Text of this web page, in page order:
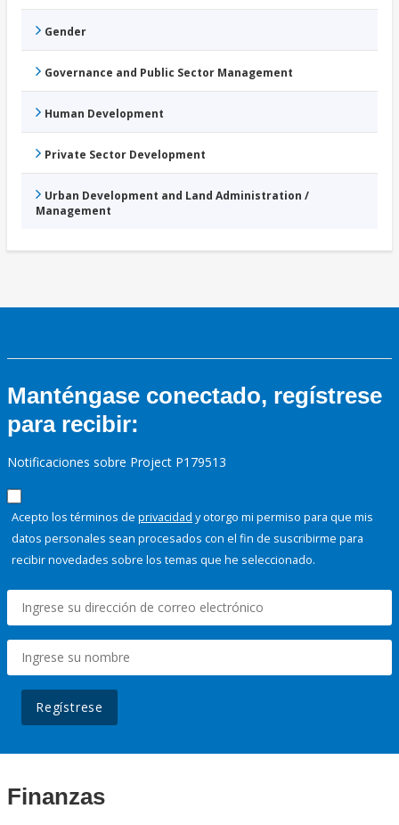
Gender
Governance and Public Sector Management
Human Development
Private Sector Development
Urban Development and Land Administration /
Management
Manténgase conectado, regístrese
para recibir:
Notificaciones sobre Project P179513
Acepto los términos de privacidad y otorgo mi permiso para que mis
datos personales sean procesados con el fin de suscribirme para
recibir novedades sobre los temas que he seleccionado.
Regístrese
Finanzas